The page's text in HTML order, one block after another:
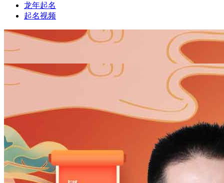
龙年起名
起名视频
男
男 女
出生时间